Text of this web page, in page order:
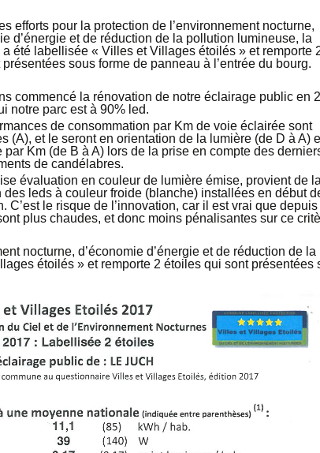
efforts pour la protection de l’environnement nocturne,
d’énergie et de réduction de la pollution lumineuse, la
a été labellisée « Villes et Villages étoilés » et remporte
sous forme de panneau à l’entrée du bourg.
commencé la rénovation de notre éclairage public en
notre parc est à 90% led.
de consommation par Km de voie éclairée sont
(A), et le seront en orientation de la lumière (de D à A)
par Km (de B à A) lors de la prise en compte des
de candélabres.
évaluation en couleur de lumière émise, provient de
des leds à couleur froide (blanche) installées en début
C’est le risque de l’innovation, car il est vrai que
plus chaudes, et donc moins pénalisantes sur ce
nocturne, d’économie d’énergie et de réduction de
étoilés » et remporte 2 étoiles qui sont présentées